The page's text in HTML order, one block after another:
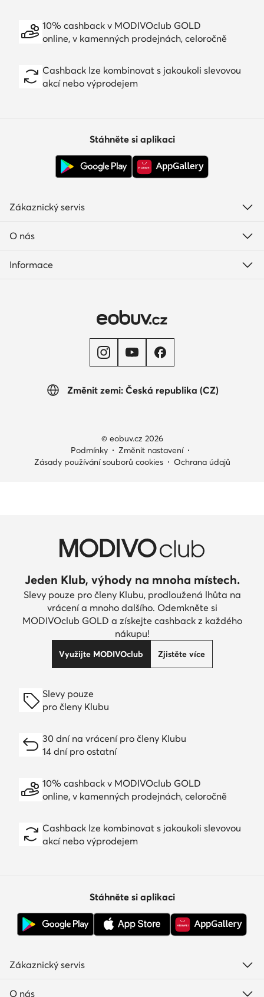
10% cashback v MODIVOclub GOLD
online, v kamenných prodejnách, celoročně
Cashback lze kombinovat s jakoukoli slevovou
akcí nebo výprodejem
Změnit zemi: Česká republika (CZ)
Stáhněte si aplikaci
Zákaznický servis
O nás
Informace
© eobuv.cz 2026
Podmínky
Změnit nastavení
Zásady používání souborů cookies
Ochrana údajů
Jeden Klub, výhody na mnoha místech.
Slevy pouze pro členy Klubu, prodloužená lhůta na
vrácení a mnoho dalšího. Odemkněte si
MODIVOclub GOLD a získejte cashback z každého
nákupu!
Využijte MODIVOclub Zjistěte více
Slevy pouze
pro členy Klubu
30 dní na vrácení pro členy Klubu
14 dní pro ostatní
10% cashback v MODIVOclub GOLD
online, v kamenných prodejnách, celoročně
Cashback lze kombinovat s jakoukoli slevovou
akcí nebo výprodejem
Stáhněte si aplikaci
Zákaznický servis
O nás